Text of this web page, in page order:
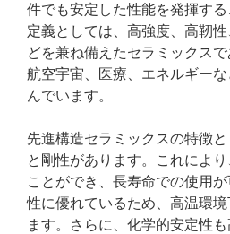
件でも安定した性能を発揮する
定義としては、高強度、高靭
どを兼ね備えたセラミックス
航空宇宙、医療、エネルギー
んでいます。
先進構造セラミックスの特徴
と剛性があります。これによ
ことができ、長寿命での使用
性に優れているため、高温環
ます。さらに、化学的安定性